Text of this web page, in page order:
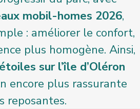
mobil-homes 2026,
: améliorer le confort,
plus homogène. Ainsi,
sur l’île d’Oléron
encore plus rassurante
reposantes.